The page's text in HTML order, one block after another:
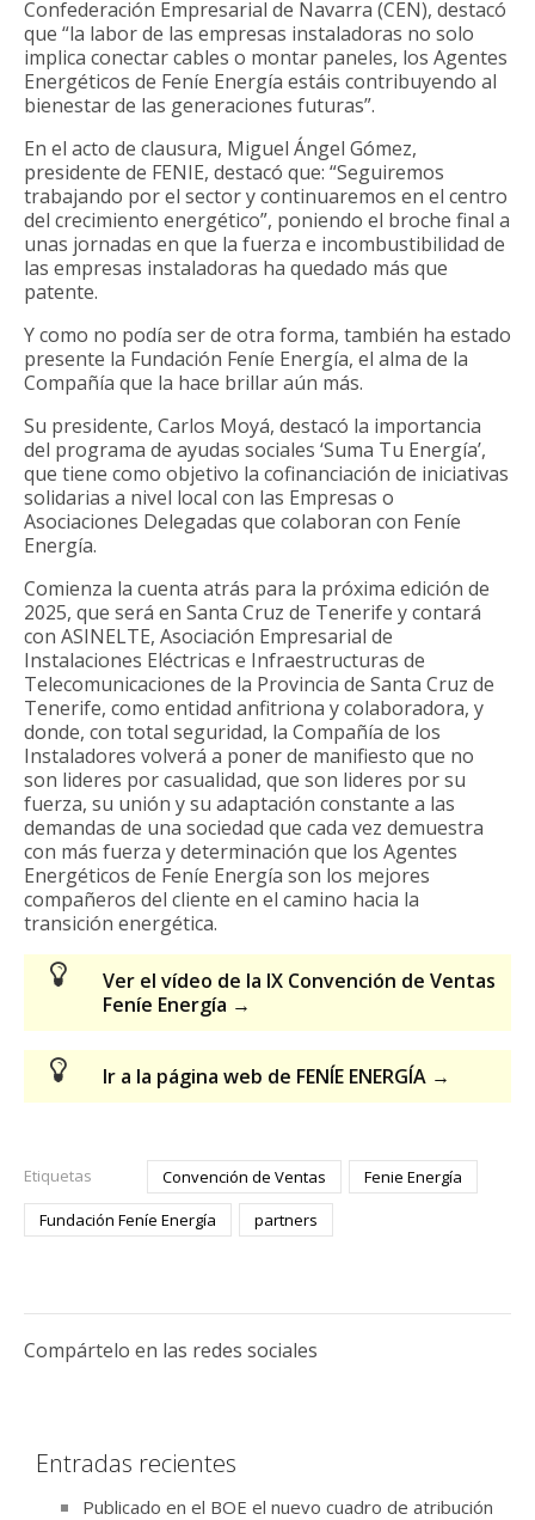
Confederación Empresarial de Navarra (CEN), destacó
que “la labor de las empresas instaladoras no solo
implica conectar cables o montar paneles, los Agentes
Energéticos de Feníe Energía estáis contribuyendo al
bienestar de las generaciones futuras”.
En el acto de clausura, Miguel Ángel Gómez,
presidente de FENIE, destacó que: “Seguiremos
trabajando por el sector y continuaremos en el centro
del crecimiento energético”, poniendo el broche final a
unas jornadas en que la fuerza e incombustibilidad de
las empresas instaladoras ha quedado más que
patente.
Y como no podía ser de otra forma, también ha estado
presente la Fundación Feníe Energía, el alma de la
Compañía que la hace brillar aún más.
Su presidente, Carlos Moyá, destacó la importancia
del programa de ayudas sociales ‘Suma Tu Energía’,
que tiene como objetivo la cofinanciación de iniciativas
solidarias a nivel local con las Empresas o
Asociaciones Delegadas que colaboran con Feníe
Energía.
Comienza la cuenta atrás para la próxima edición de
2025, que será en Santa Cruz de Tenerife y contará
con ASINELTE, Asociación Empresarial de
Instalaciones Eléctricas e Infraestructuras de
Telecomunicaciones de la Provincia de Santa Cruz de
Tenerife, como entidad anfitriona y colaboradora, y
donde, con total seguridad, la Compañía de los
Instaladores volverá a poner de manifiesto que no
son lideres por casualidad, que son lideres por su
fuerza, su unión y su adaptación constante a las
demandas de una sociedad que cada vez demuestra
con más fuerza y determinación que los Agentes
Energéticos de Feníe Energía son los mejores
compañeros del cliente en el camino hacia la
transición energética.
Ver el vídeo de la IX Convención de Ventas
Feníe Energía →
Ir a la página web de FENÍE ENERGÍA →
Etiquetas Convención de Ventas
Fenie Energía
Fundación Feníe Energía
partners
Compártelo en las redes sociales
Entradas recientes
Publicado en el BOE el nuevo cuadro de atribución